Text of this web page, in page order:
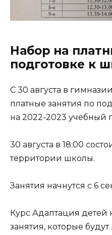
Набор на
подготовке к
С 30 августа в
платные занятия по
на 2022-2023 учебный
30 августа в 18:00
территории школы.
Занятия начнутся с 6
Курс Адаптация детей
занятия, которые